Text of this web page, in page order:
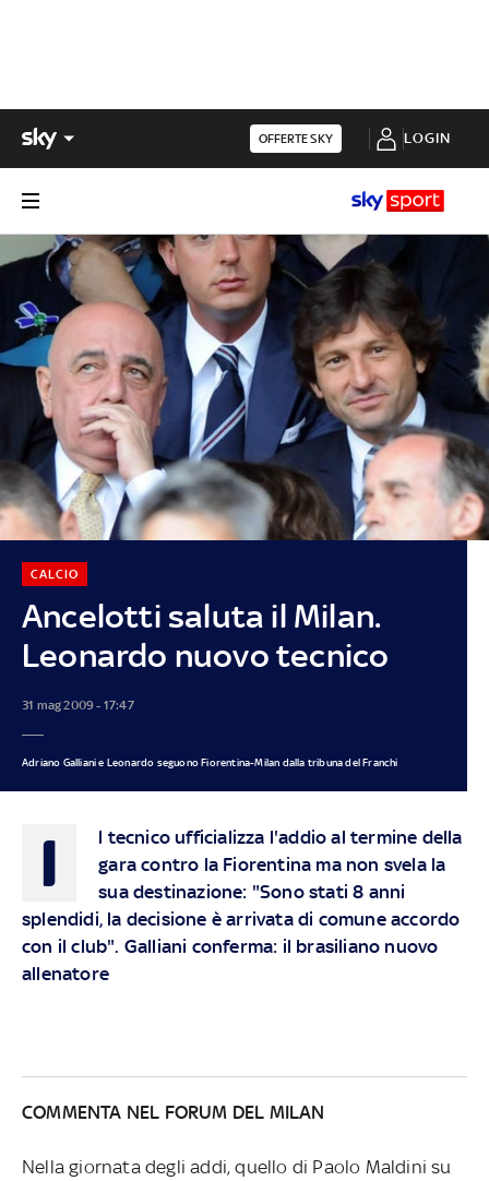
OFFERTE SKY LOGIN
Ancelotti saluta il Milan.
Leonardo nuovo tecnico
CALCIO
31 mag 2009 - 17:47
Adriano Galliani e Leonardo seguono Fiorentina-Milan dalla tribuna del Franchi
I
l tecnico ufficializza l'addio al termine della
gara contro la Fiorentina ma non svela la
sua destinazione: "Sono stati 8 anni
splendidi, la decisione è arrivata di comune accordo
con il club". Galliani conferma: il brasiliano nuovo
allenatore
COMMENTA NEL FORUM DEL MILAN
Nella giornata degli addi, quello di Paolo Maldini su